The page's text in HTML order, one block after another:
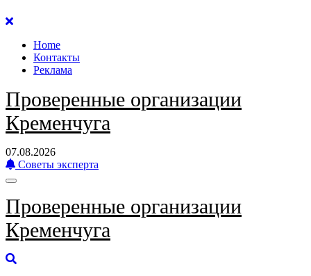
Перейти
содержанию
Home
Контакты
Реклама
Проверенные организации
Кременчуга
07.08.2026
Советы эксперта
Проверенные организации
Кременчуга